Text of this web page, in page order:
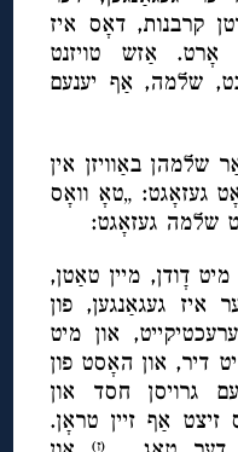
קרבנות, דאָס איז
אָרט. אַזש טויזנט
שלמה, אַף יענעם
שלמהן באַוויזן אין
געזאָגט: „טאָ וואָס
שלמה געזאָגט:
דָודן, מיין טאַטן,
איז געגאַנגען, פון
און מיט
דיר, און האָסט פון
גרויסן חסד און
אַף זיין טראָן.
(ז)